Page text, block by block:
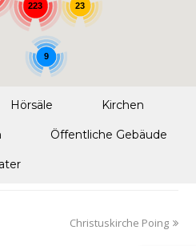
223 23
9
Hörsäle Kirchen
Öffentliche Gebäude
Christuskirche Poing